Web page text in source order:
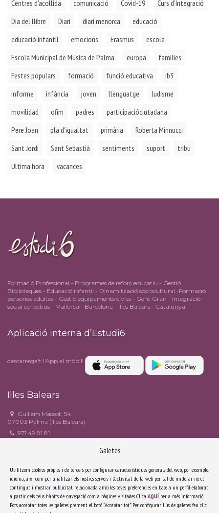
Galetes
Utilitzem cookies pròpies i de tercers per configurar característiques generals del web, per exemple,
idioma, així com per analitzar els nostres serveis i l'activitat de la web per tal de millorar-ne el
contingut i mostrar publicitat relacionada amb les teves preferències en base a un perfil elaborat
a partir dels teus hàbits de navegació com a pàgines visitades. Clica AQUÍ per a més informació.
Pots acceptar totes les galetes prement el botó “Acceptar tot”. Per configurar l'ús de galetes feu clic
Centres d'acollida
comunicació Covid-19
Curs d'Integració
Dia del llibre
Diari diari menorca
educació
educació infantil
emocions Erasmus
escola
Escola Municipal de Música de Palma
europa
famílies
Festes populars
formació funció educativa
ib3
informe
infància joven llenguatge
ludisme
movilidad
ofim padres
participacióciutadana
Pere Joan
pla d'igualtat primària
Roberta Minnucci
Sant Jordi
Sant Sebastià sentiments suport
tribu
Ultima hora
vacances
Formació Professional - Programes de reforç educatiu - Gestió
Biblioteques - Educació infantil - Dinamització sociocultural -Formació
persones adultes - Gestió equipaments cívics - Gent Gran - Integració
social col·lectius - Mallorca - Barcelona - Illes Balears - Catalunya
Aplicació interna d’Estudi6
descarrega't l'App al mòbil!
Illes Balears
Guillem Massot, 54.
07003 Palma (Illes Balears)
971 49 81 81
Facebook
Catalunya
Riera Sant Miquel, 3, 3r 4a.